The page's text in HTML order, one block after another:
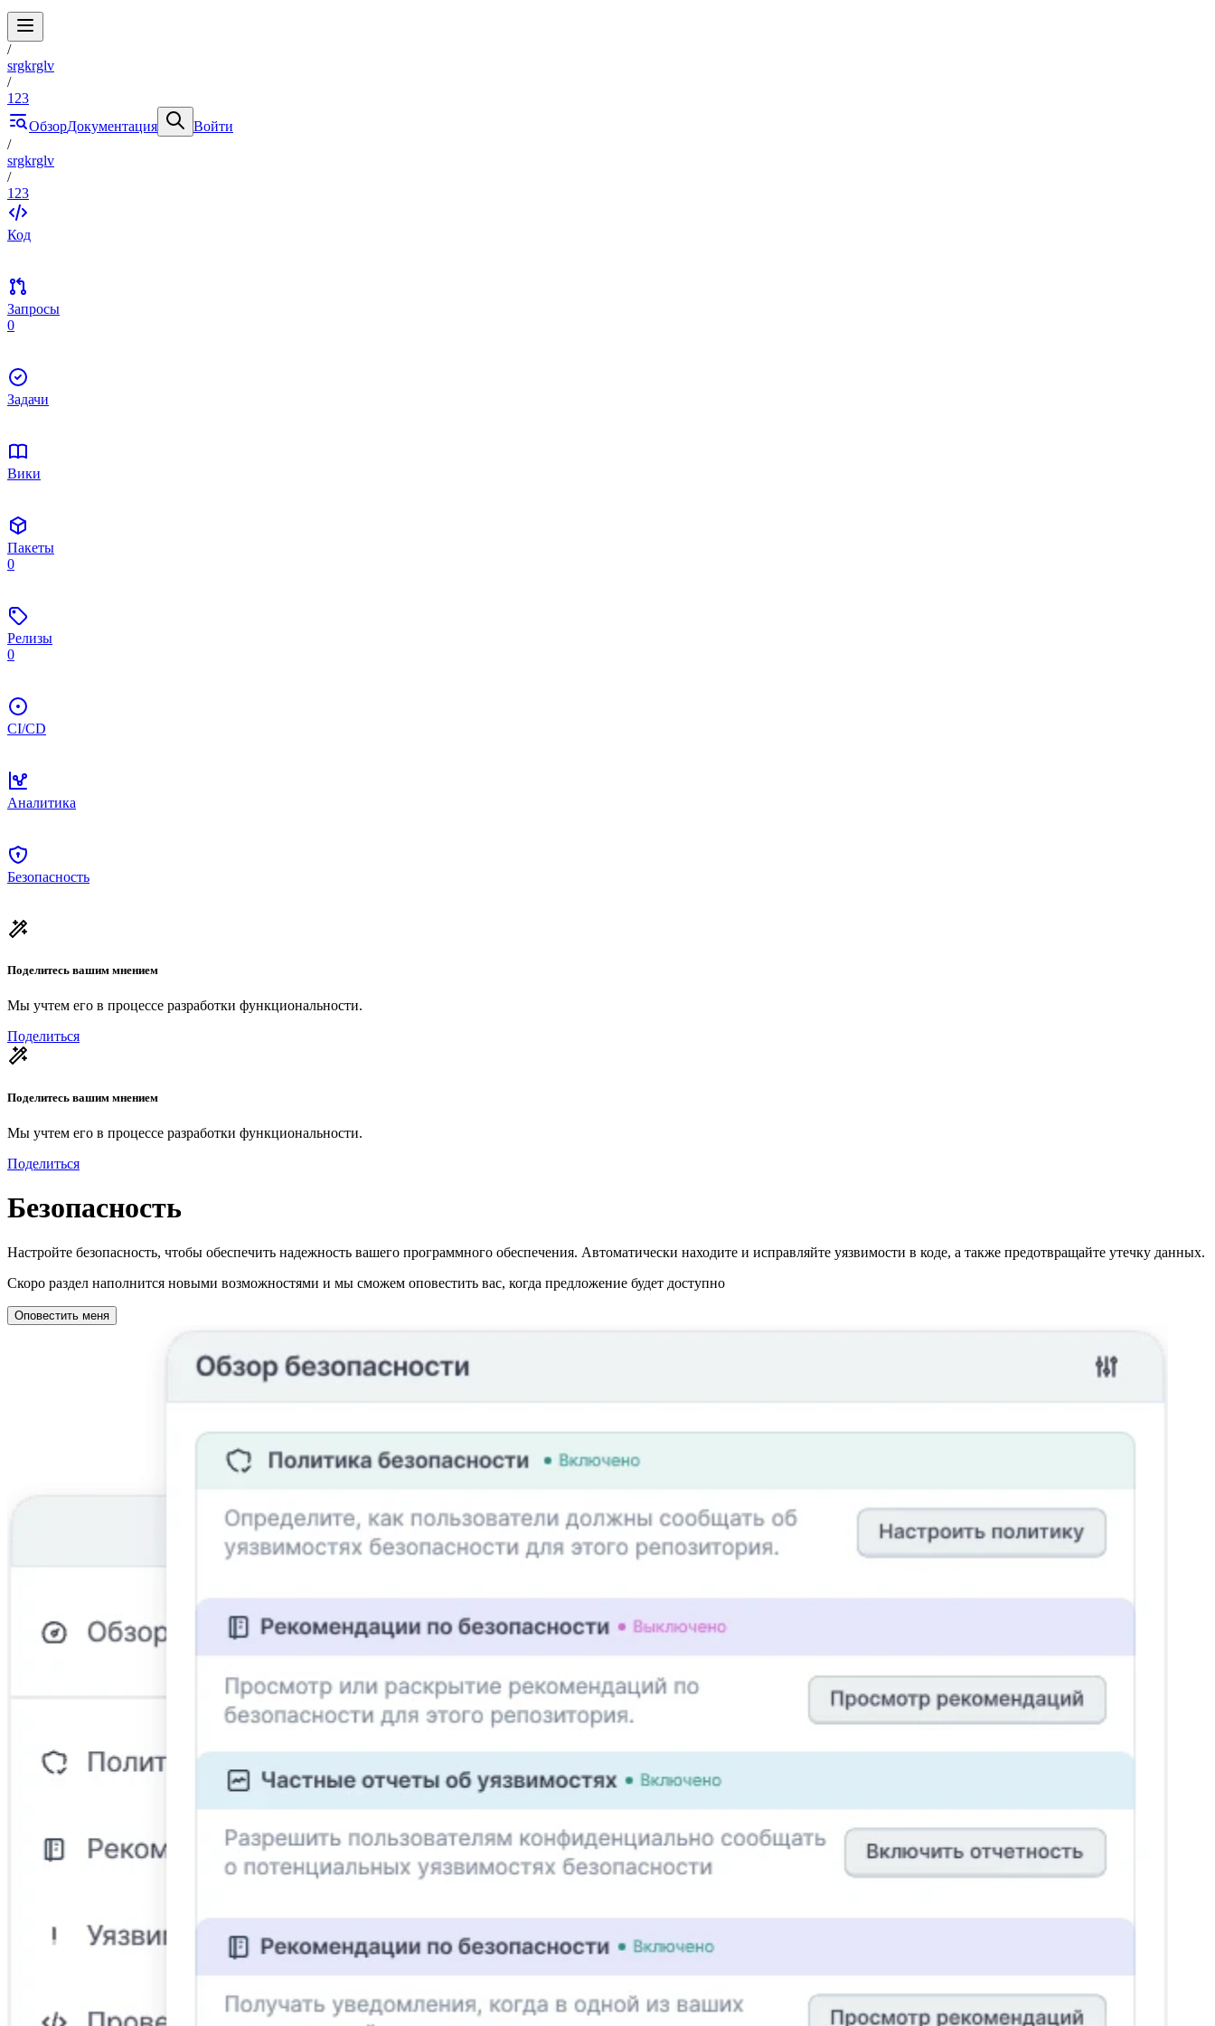
/
srgkrglv
/
123
ОбзорДокументация
Войти
/
srgkrglv
/
123
Код
Запросы
0
Задачи
Вики
Пакеты
0
Релизы
0
CI/CD
Аналитика
Безопасность
Поделитесь вашим мнением
Мы учтем его в процессе разработки функциональности.
Поделиться
Поделитесь вашим мнением
Мы учтем его в процессе разработки функциональности.
Поделиться
Безопасность
Настройте безопасность, чтобы обеспечить надежность вашего программного обеспечения. Автоматически находите и исправляйте уязвимости в коде, а также предотвращайте утечку данных.
Скоро раздел наполнится новыми возможностями и мы сможем оповестить вас, когда предложение будет доступно
Оповестить меня